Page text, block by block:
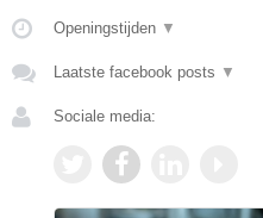
Openingstijden ▼
Laatste facebook posts ▼
Sociale media: